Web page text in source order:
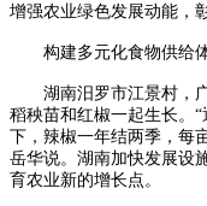
增强农业绿色发展动能，
构建多元化食物供给体
湖南汨罗市江景村，广
稻秧苗和红椒一起生长。
下，辣椒一年结两季，每
岳华说。湖南加快发展设
育农业新的增长点。